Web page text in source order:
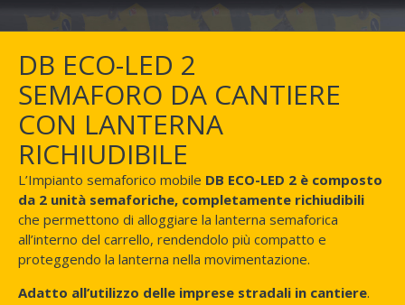
DB ECO-LED 2
SEMAFORO DA CANTIERE
CON LANTERNA
RICHIUDIBILE
L’Impianto semaforico mobile DB ECO-LED 2 è composto
da 2 unità semaforiche, completamente richiudibili
che permettono di alloggiare la lanterna semaforica
all’interno del carrello, rendendolo più compatto e
proteggendo la lanterna nella movimentazione.
Adatto all’utilizzo delle imprese stradali in cantiere.